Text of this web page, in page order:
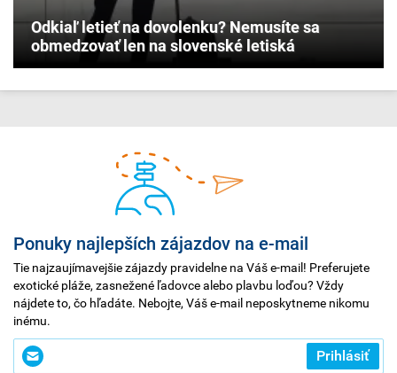
Odkiaľ letieť na dovolenku? Nemusíte sa
obmedzovať len na slovenské letiská
Ponuky najlepších zájazdov na e-mail
Tie najzaujímavejšie zájazdy pravidelne na Váš e-mail! Preferujete
exotické pláže, zasnežené ľadovce alebo plavbu loďou? Vždy
nájdete to, čo hľadáte. Nebojte, Váš e-mail neposkytneme nikomu
inému.
Zadajte
svoj
Prihlásiť